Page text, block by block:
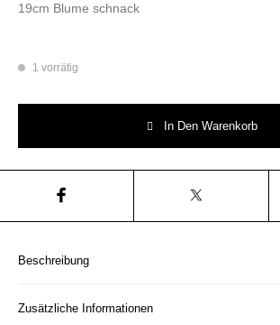
19cm Blume schnack
1 vorrätig
In Den Warenkorb
Beschreibung
Zusätzliche Informationen